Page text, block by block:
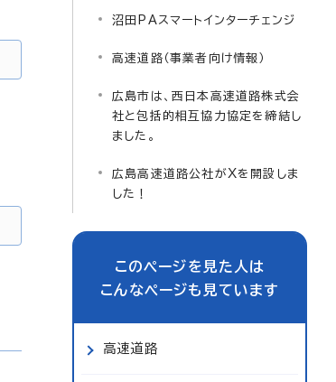
沼田PAスマートインターチェンジ
高速道路（事業者向け情報）
広島市は、西日本高速道路株式会
社と包括的相互協力協定を締結し
ました。
広島高速道路公社がXを開設しま
した！
このページを見た人は
こんなページも見ています
高速道路